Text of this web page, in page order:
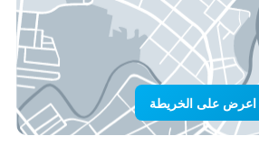
اعرض على الخريطة